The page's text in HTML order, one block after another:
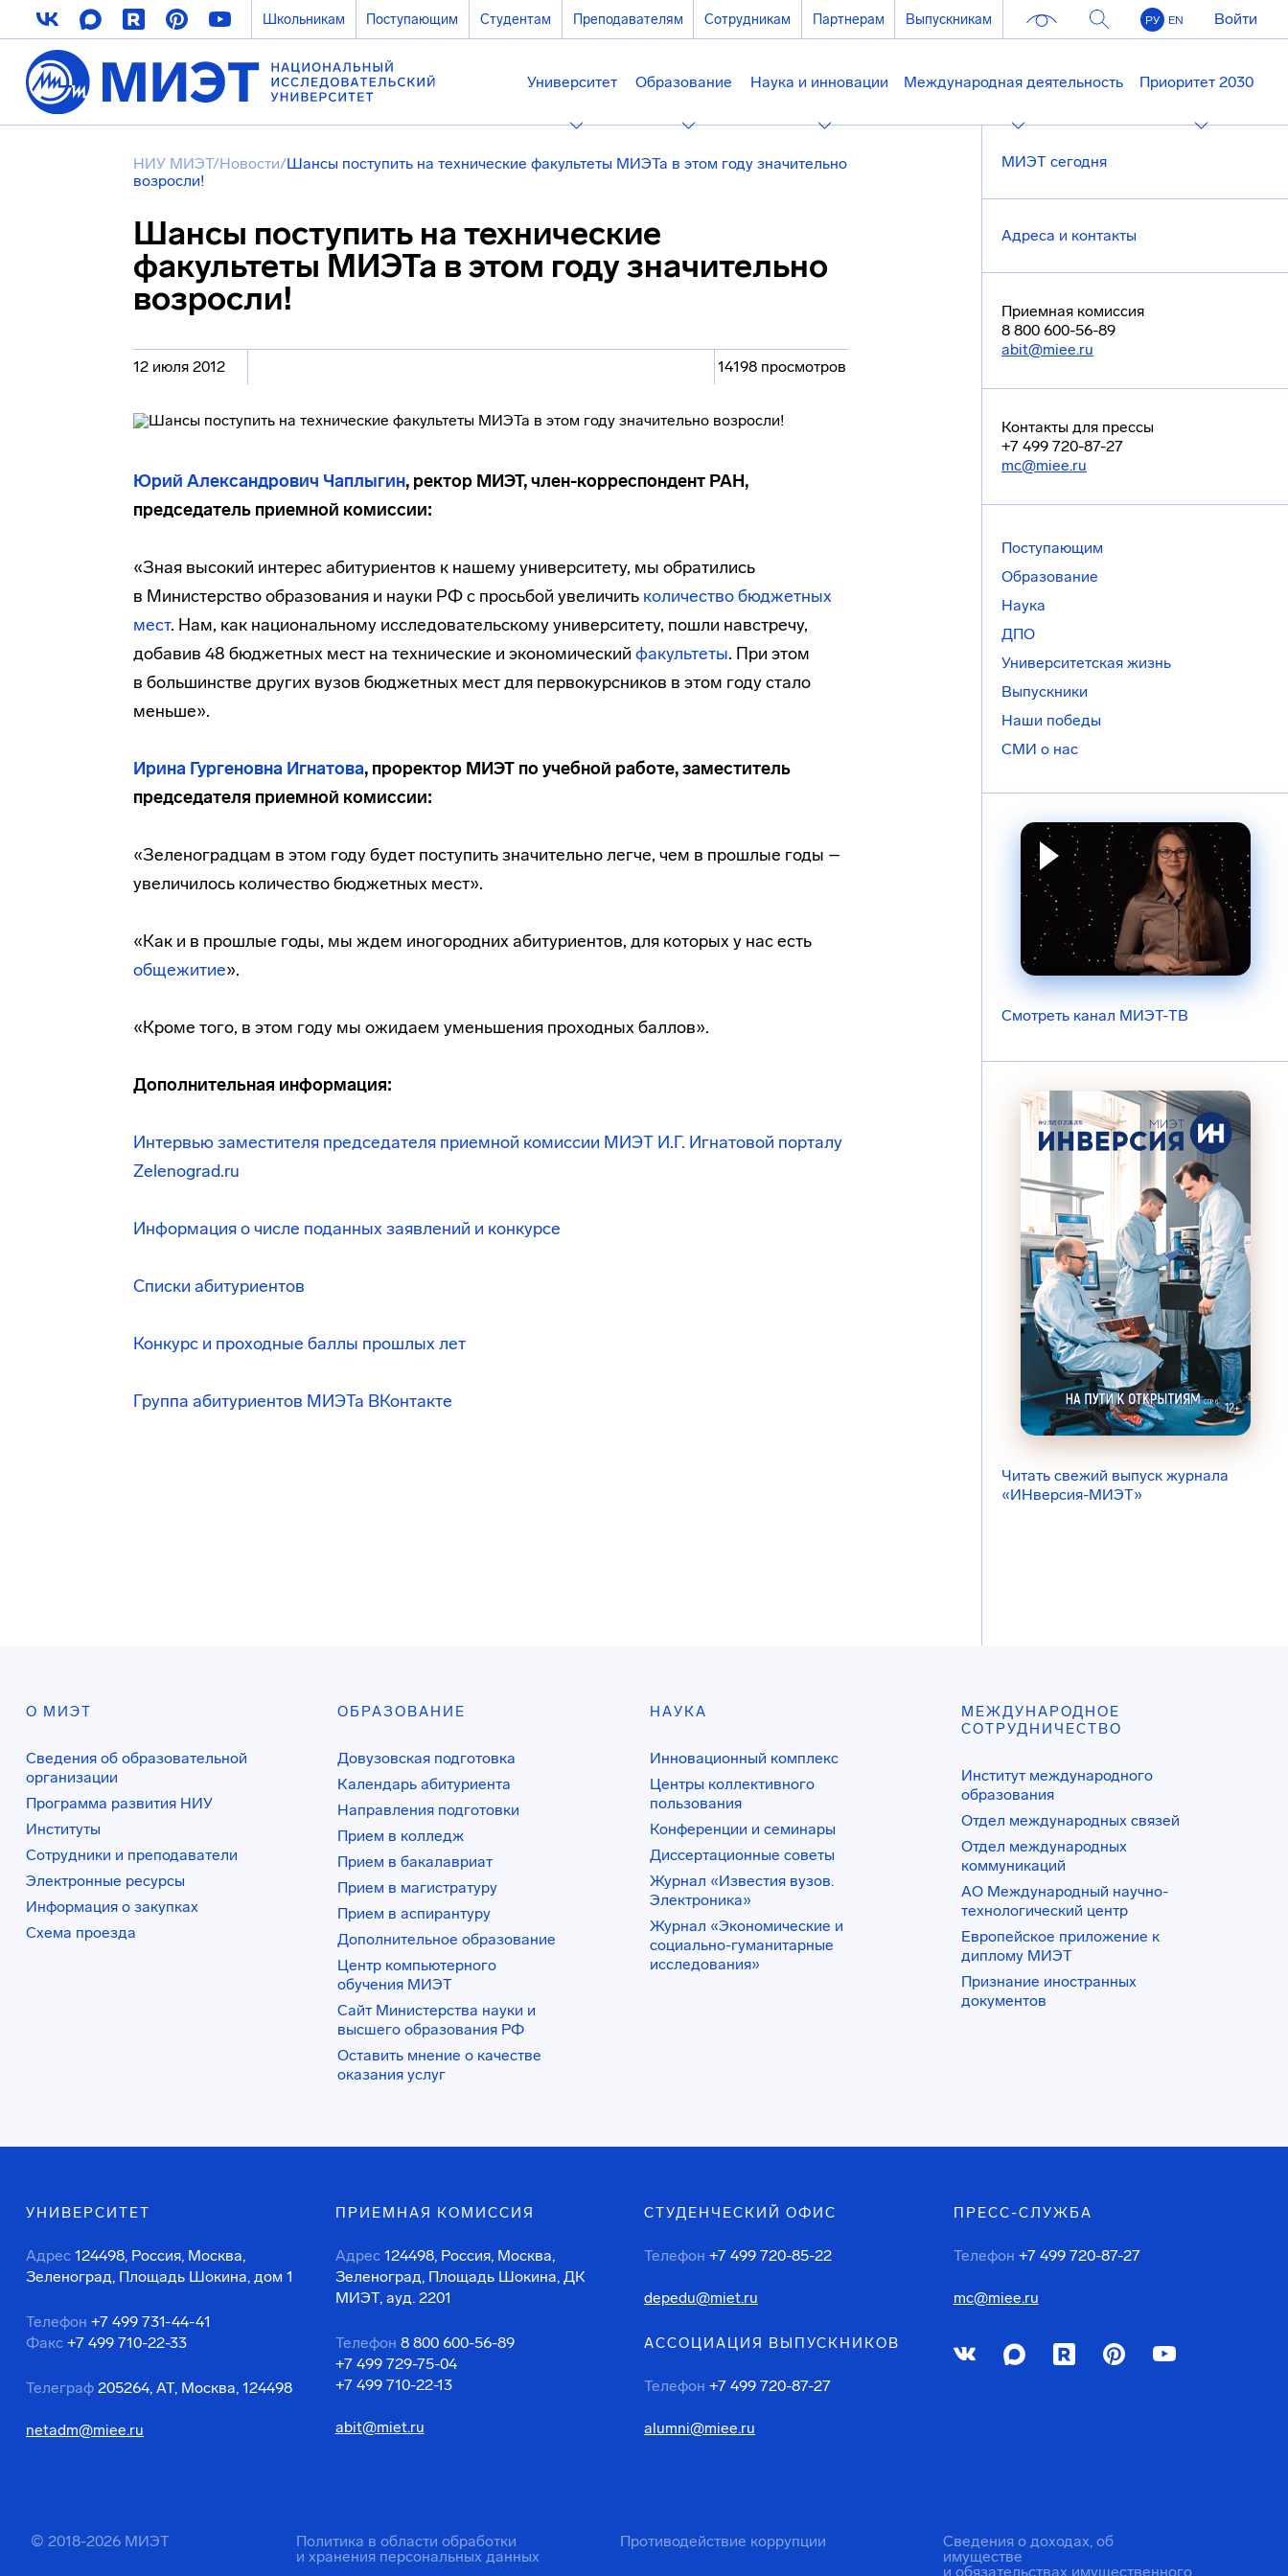
Школьникам Поступающим Студентам Преподавателям Сотрудникам Партнерам Выпускникам РУ EN Войти
Университет Образование Наука и инновации Международная деятельность Приоритет 2030
НИУ МИЭТ/Новости/Шансы поступить на технические факультеты МИЭТа в этом году значительно
возросли!
Шансы поступить на технические
факультеты МИЭТа в этом году значительно
возросли!
12 июля 2012 14198 просмотров
Юрий Александрович Чаплыгин, ректор МИЭТ,член-корреспондент РАН,
председатель приемной комиссии:
«Зная высокий интерес абитуриентов к нашему университету, мы обратились
в Министерство образования и науки РФ с просьбой увеличить количество бюджетных
мест. Нам, как национальному исследовательскому университету, пошли навстречу,
добавив 48 бюджетных мест на технические и экономический факультеты. При этом
в большинстве других вузов бюджетных мест для первокурсников в этом году стало
меньше».
Ирина Гургеновна Игнатова, проректор МИЭТ по учебной работе, заместитель
председателя приемной комиссии:
«Зеленоградцам в этом году будет поступить значительно легче, чем в прошлые годы –
увеличилось количество бюджетных мест».
«Как и в прошлые годы, мы ждем иногородних абитуриентов, для которых у нас есть
общежитие».
«Кроме того, в этом году мы ожидаем уменьшения проходных баллов».
Дополнительная информация:
Интервью заместителя председателя приемной комиссии МИЭТ И.Г. Игнатовой порталу
Zelenograd.ru
Информация о числе поданных заявлений и конкурсе
Списки абитуриентов
Конкурс и проходные баллы прошлых лет
Группа абитуриентов МИЭТа ВКонтакте
МИЭТ сегодня
Адреса и контакты
Приемная комиссия
8 800 600-56-89
abit@miee.ru
Контакты для прессы
+7 499 720-87-27
mc@miee.ru
Поступающим
Образование
Наука
ДПО
Университетская жизнь
Выпускники
Наши победы
СМИ о нас
Смотреть канал МИЭТ-ТВ
Читать свежий выпуск журнала
«ИНверсия-МИЭТ»
О МИЭТ
Сведения об образовательной
организации
Программа развития НИУ
Институты
Сотрудники и преподаватели
Электронные ресурсы
Информация о закупках
Схема проезда
ОБРАЗОВАНИЕ
Довузовская подготовка
Календарь абитуриента
Направления подготовки
Прием в колледж
Прием в бакалавриат
Прием в магистратуру
Прием в аспирантуру
Дополнительное образование
Центр компьютерного
обучения МИЭТ
Сайт Министерства науки и
высшего образования РФ
Оставить мнение о качестве
оказания услуг
НАУКА
Инновационный комплекс
Центры коллективного
пользования
Конференции и семинары
Диссертационные советы
Журнал «Известия вузов.
Электроника»
Журнал «Экономические и
социально-гуманитарные
исследования»
МЕЖДУНАРОДНОЕ
СОТРУДНИЧЕСТВО
Институт международного
образования
Отдел международных связей
Отдел международных
коммуникаций
АО Международный научно-
технологический центр
Европейское приложение к
диплому МИЭТ
Признание иностранных
документов
УНИВЕРСИТЕТ
Адрес 124498, Россия, Москва,
Зеленоград, Площадь Шокина, дом 1
Телефон +7 499 731-44-41
Факс +7 499 710-22-33
Телеграф 205264, АТ, Москва, 124498
netadm@miee.ru
ПРИЕМНАЯ КОМИССИЯ
Адрес 124498, Россия, Москва,
Зеленоград, Площадь Шокина, ДК
МИЭТ, ауд. 2201
Телефон 8 800 600-56-89
+7 499 729-75-04
+7 499 710-22-13
abit@miet.ru
СТУДЕНЧЕСКИЙ ОФИС
Телефон +7 499 720-85-22
depedu@miet.ru
АССОЦИАЦИЯ ВЫПУСКНИКОВ
Телефон +7 499 720-87-27
alumni@miee.ru
ПРЕСС-СЛУЖБА
Телефон +7 499 720-87-27
mc@miee.ru
© 2018-2026 МИЭТ
Политика в области обработки
и хранения персональных данных
Противодействие коррупции
Сведения о доходах, об
имуществе
и обязательствах имущественного